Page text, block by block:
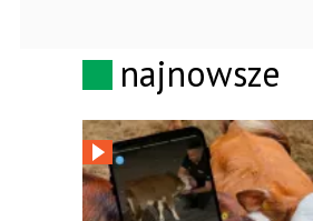
najnowsze